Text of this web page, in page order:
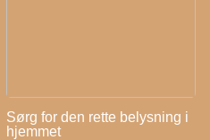
Sørg for den rette belysning i
hjemmet